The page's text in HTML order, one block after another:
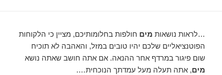
…לראות נושאות מים חולפות בחלומותיכם, מציין כי הלקוחות
הפוטנציאליים שלכם יהיו טובים במזל, והאהבה לא תוכיח
שום פיגור במרדף אחר ההנאה. אם אתה חושב שאתה נושא
מים, אתה תעלה מעל עמדתך הנוכחית….